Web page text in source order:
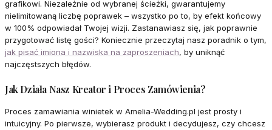
grafikowi. Niezależnie od wybranej ścieżki, gwarantujemy
nielimitowaną liczbę poprawek – wszystko po to, by efekt końcowy
w 100% odpowiadał Twojej wizji. Zastanawiasz się, jak poprawnie
przygotować listę gości? Koniecznie przeczytaj nasz poradnik o tym,
jak pisać imiona i nazwiska na zaproszeniach, by uniknąć
najczęstszych błędów.
Jak Działa Nasz Kreator i Proces Zamówienia?
Proces zamawiania winietek w Amelia-Wedding.pl jest prosty i
intuicyjny. Po pierwsze, wybierasz produkt i decydujesz, czy chcesz